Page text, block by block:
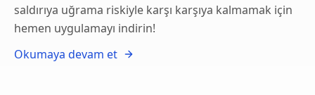
saldırıya uğrama riskiyle karşı karşıya kalmamak için
hemen uygulamayı indirin!
Okumaya devam et